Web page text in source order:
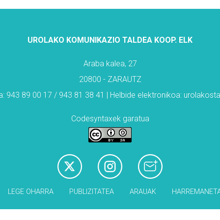
UROLAKO KOMUNIKAZIO TALDEA KOOP. ELK
Araba kalea, 27
20800 - ZARAUTZ
943 89 00 17 / 943 81 38 41 | Helbide elektronikoa:
Codesyntaxek garatua
LEGE OHARRA PUBLIZITATEA ARAUAK